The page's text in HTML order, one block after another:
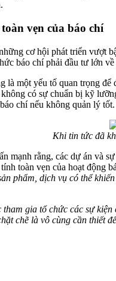
vẹn của báo chí
cơ hội phát triển vượt
báo chí phải đầu tư lớn
là một yếu tố quan trọng
có sự chuẩn bị kỹ
chí nếu không quản lý tốt.
Khi tin tức đã
mạnh rằng, các dự án và
toàn vẹn của hoạt động
phẩm, dịch vụ có thể
tham gia tổ chức các sự
chẽ là vô cùng cần thiết